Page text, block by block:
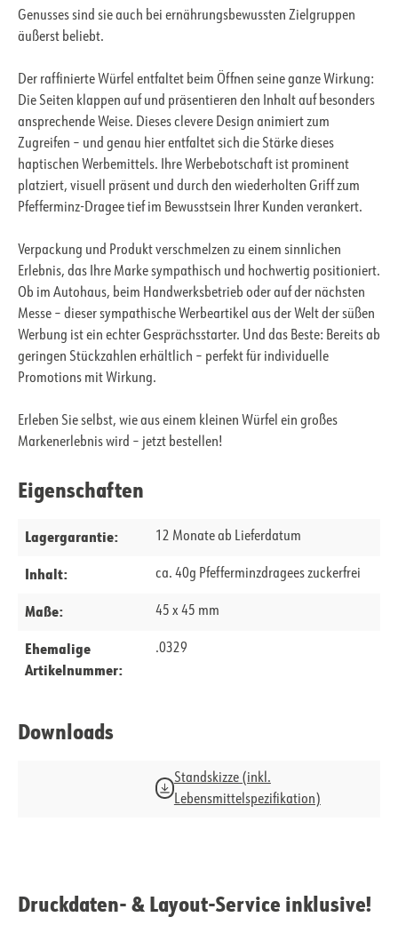
Genusses sind sie auch bei ernährungsbewussten Zielgruppen
äußerst beliebt.
Der raffinierte Würfel entfaltet beim Öffnen seine ganze Wirkung:
Die Seiten klappen auf und präsentieren den Inhalt auf besonders
ansprechende Weise. Dieses clevere Design animiert zum
Zugreifen – und genau hier entfaltet sich die Stärke dieses
haptischen Werbemittels. Ihre Werbebotschaft ist prominent
platziert, visuell präsent und durch den wiederholten Griff zum
Pfefferminz-Dragee tief im Bewusstsein Ihrer Kunden verankert.
Verpackung und Produkt verschmelzen zu einem sinnlichen
Erlebnis, das Ihre Marke sympathisch und hochwertig positioniert.
Ob im Autohaus, beim Handwerksbetrieb oder auf der nächsten
Messe – dieser sympathische Werbeartikel aus der Welt der süßen
Werbung ist ein echter Gesprächsstarter. Und das Beste: Bereits ab
geringen Stückzahlen erhältlich – perfekt für individuelle
Promotions mit Wirkung.
Erleben Sie selbst, wie aus einem kleinen Würfel ein großes
Markenerlebnis wird – jetzt bestellen!
Eigenschaften
Lagergarantie: 12 Monate ab Lieferdatum
Inhalt: ca. 40g Pfefferminzdragees zuckerfrei
Maße: 45 x 45 mm
Ehemalige
Artikelnummer:
.0329
Downloads
Standskizze (inkl.
Lebensmittelspezifikation)
Druckdaten- & Layout-Service inklusive!